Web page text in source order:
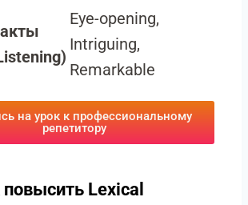
Eye-opening,
Intriguing,
Remarkable
на урок к профессиональному
репетитору
Lexical